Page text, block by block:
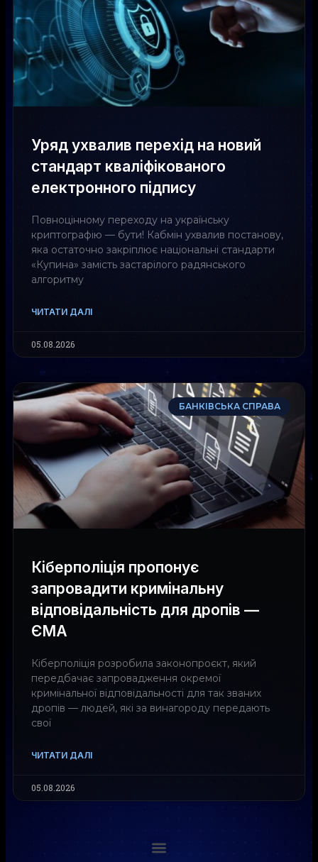
Уряд ухвалив перехід на новий
стандарт кваліфікованого
електронного підпису
Повноцінному переходу на українську
криптографію — бути! Кабмін ухвалив постанову,
яка остаточно закріплює національні стандарти
«Купина» замість застарілого радянського
алгоритму
ЧИТАТИ ДАЛІ
05.08.2026
БАНКІВСЬКА СПРАВА
Кіберполіція пропонує
запровадити кримінальну
відповідальність для дропів —
ЄМА
Кіберполіція розробила законопроєкт, який
передбачає запровадження окремої
кримінальної відповідальності для так званих
дропів — людей, які за винагороду передають
свої
ЧИТАТИ ДАЛІ
05.08.2026